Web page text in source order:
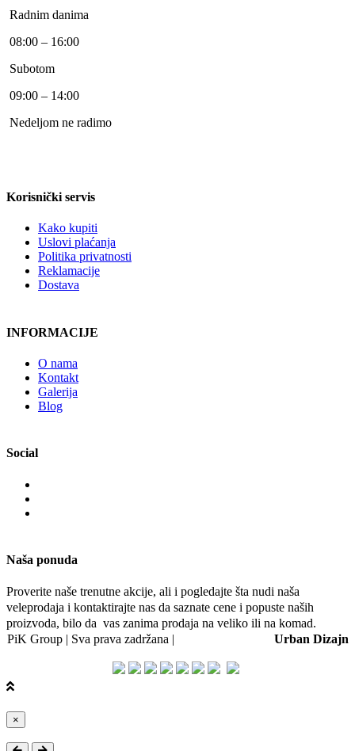
Radnim danima
08:00 – 16:00
Subotom
09:00 – 14:00
Nedeljom ne radimo
Korisnički servis
Kako kupiti
Uslovi plaćanja
Politika privatnosti
Reklamacije
Dostava
INFORMACIJE
O nama
Kontakt
Galerija
Blog
Social
Naša ponuda
Proverite naše trenutne akcije, ali i pogledajte šta nudi naša
veleprodaja i kontaktirajte nas da saznate cene i popuste naših
proizvoda, bilo da vas zanima prodaja na veliko ili na komad.
PiK Group | Sva prava zadržana |
Urban Dizajn
×